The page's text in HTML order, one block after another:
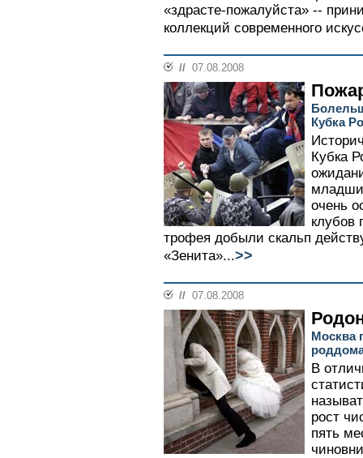
«здрасте-пожалуйста» --
коллекций современного
// 07.08.2008
Кубка
Кубка
очень
клубов
трофея добыли скальп
«Зенита»...>>
// 07.08.2008
Москва
В
рост
пять